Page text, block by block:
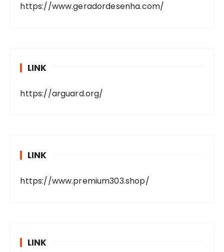
https://www.geradordesenha.com/
LINK
https://arguard.org/
LINK
https://www.premium303.shop/
LINK